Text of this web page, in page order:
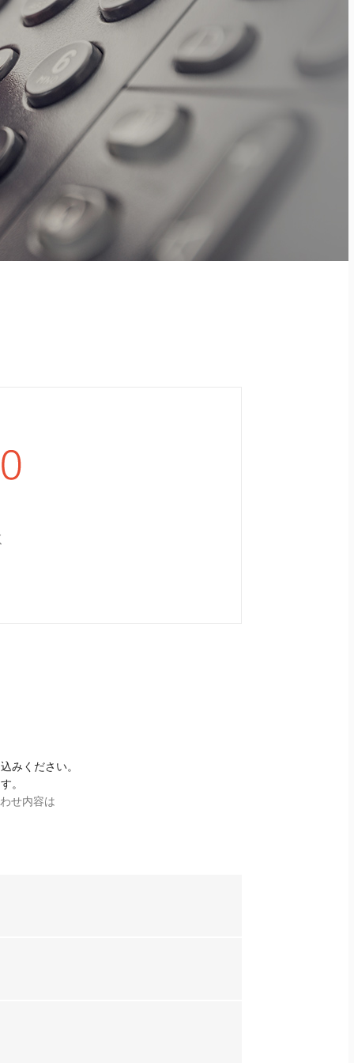
みください。
。
せ内容は